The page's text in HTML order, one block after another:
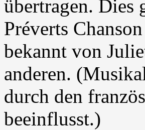
übertragen. Dies
Préverts
bekannt von
anderen.
durch den
beeinflusst.)